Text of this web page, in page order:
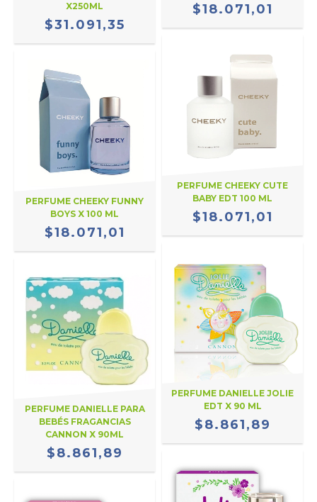
X250ML
$31.091,35
$18.071,01
PERFUME CHEEKY FUNNY
BOYS X 100 ML
$18.071,01
PERFUME CHEEKY CUTE
BABY EDT 100 ML
$18.071,01
PERFUME DANIELLE PARA
BEBÉS FRAGANCIAS
CANNON X 90ML
$8.861,89
PERFUME DANIELLE JOLIE
EDT X 90 ML
$8.861,89